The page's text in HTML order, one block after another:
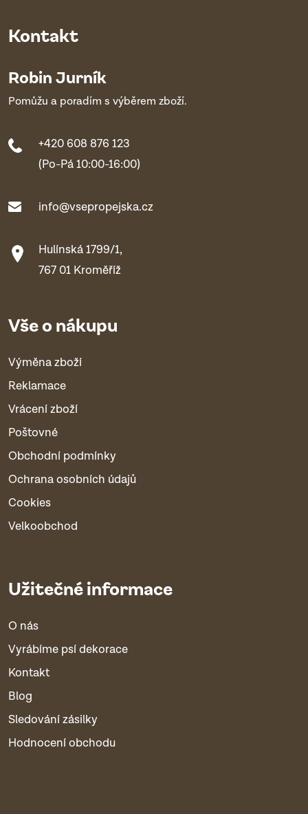
Kontakt
Robin Jurník
Pomůžu a poradím s výběrem zboží.
+420 608 876 123
(Po-Pá 10:00-16:00)
info@vsepropejska.cz
Hulínská 1799/1,
767 01 Kroměříž
Vše o nákupu
Výměna zboží
Reklamace
Vrácení zboží
Poštovné
Obchodní podmínky
Ochrana osobních údajů
Cookies
Velkoobchod
Užitečné informace
O nás
Vyrábíme psí dekorace
Kontakt
Blog
Sledování zásilky
Hodnocení obchodu